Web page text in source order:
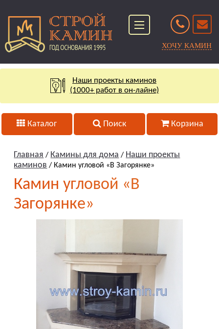
ХОЧУ КАМИН
Наши проекты каминов
(1000+ работ в он-лайне)
Каталог Поиск Корзина
Главная / Камины для дома / Наши проекты
каминов / Камин угловой «В Загорянке»
Камин угловой «В
Загорянке»